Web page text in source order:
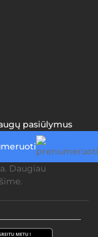
pasiūlymus
Daugiau